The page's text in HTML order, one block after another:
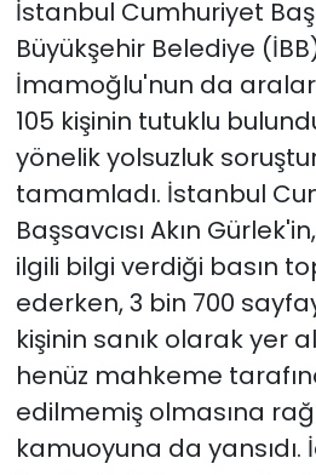
İstanbul Cumhuriyet
Büyükşehir Belediye
İmamoğlu'nun da
105 kişinin tutuklu
yönelik yolsuzluk
tamamladı. İstanbul
Başsavcısı Akın
ilgili bilgi verdiği basın
ederken, 3 bin 700
kişinin sanık olarak yer
henüz mahkeme
edilmemiş olmasına
kamuoyuna da